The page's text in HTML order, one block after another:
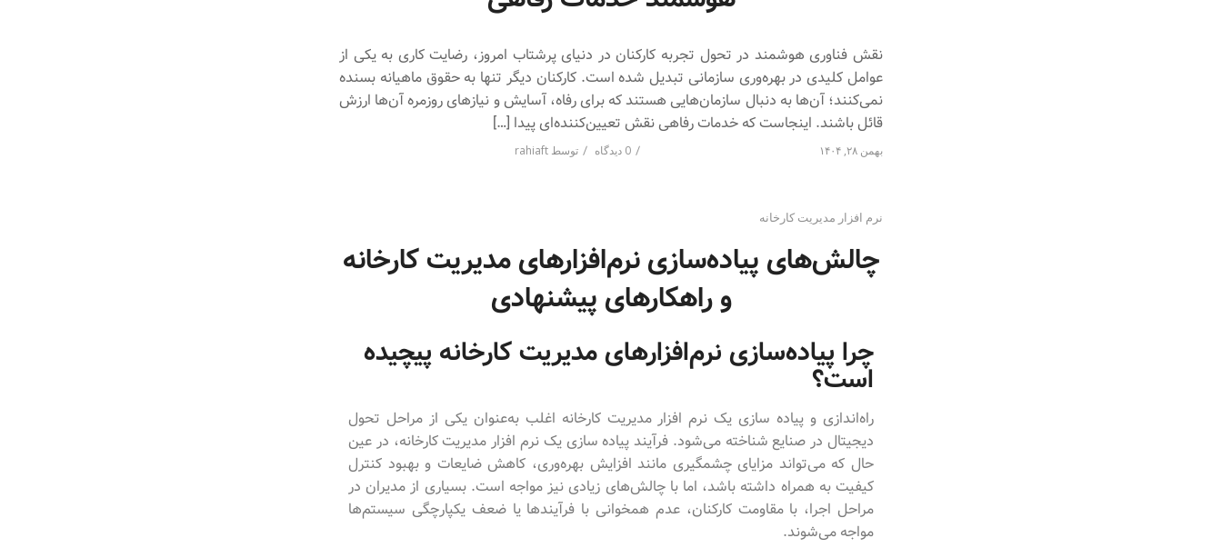
نقش فناوری هوشمند در تحول تجربه کارکنان در دنیای پرشتاب امروز، رضایت کاری به یکی از
عوامل کلیدی در بهره‌وری سازمانی تبدیل شده است. کارکنان دیگر تنها به حقوق ماهیانه بسنده
نمی‌کنند؛ آن‌ها به دنبال سازمان‌هایی هستند که برای رفاه، آسایش و نیازهای روزمره آن‌ها ارزش
قائل باشند. اینجاست که خدمات رفاهی نقش تعیین‌کننده‌ای پیدا […]
بهمن ۲۸, ۱۴۰۴ / 0 دیدگاه / توسطrahiaft
نرم افزار مدیریت کارخانه
چالش‌های پیاده‌سازی نرم‌افزارهای مدیریت کارخانه
و راهکارهای پیشنهادی
چرا پیاده‌سازی نرم‌افزارهای مدیریت کارخانه پیچیده
است؟
راه‌اندازی و پیاده سازی یک نرم افزار مدیریت کارخانه اغلب به‌عنوان یکی از مراحل تحول
دیجیتال در صنایع شناخته می‌شود. فرآیند پیاده سازی یک نرم افزار مدیریت کارخانه، در عین
حال که می‌تواند مزایای چشمگیری مانند افزایش بهره‌وری، کاهش ضایعات و بهبود کنترل
کیفیت به همراه داشته باشد، اما با چالش‌های زیادی نیز مواجه است. بسیاری از مدیران در
مراحل اجرا، با مقاومت کارکنان، عدم همخوانی با فرآیندها یا ضعف یکپارچگی سیستم‌ها
مواجه می‌شوند.